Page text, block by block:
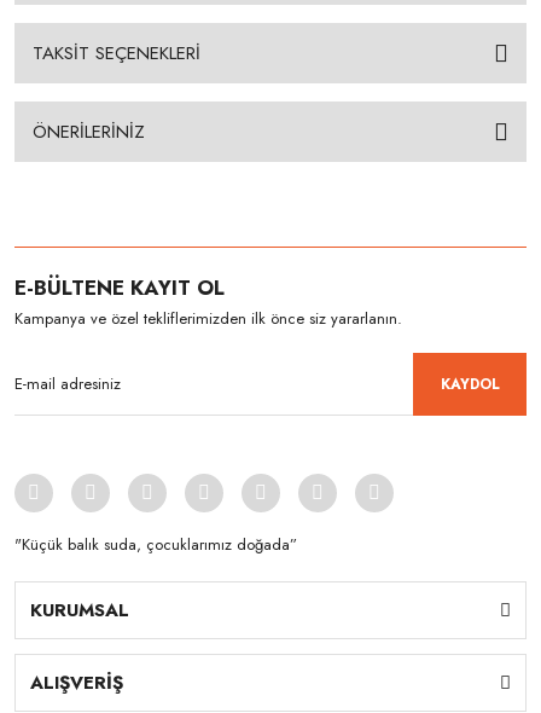
TAKSİT SEÇENEKLERİ
ÖNERİLERİNİZ
E-BÜLTENE KAYIT OL
Kampanya ve özel tekliflerimizden ilk önce siz yararlanın.
KAYDOL
"Küçük balık suda, çocuklarımız doğada”
KURUMSAL
ALIŞVERİŞ